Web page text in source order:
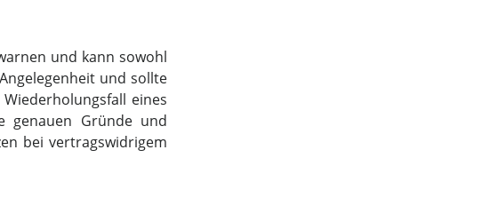
und kann sowohl
und sollte
eines
genauen Gründe und
bei vertragswidrigem